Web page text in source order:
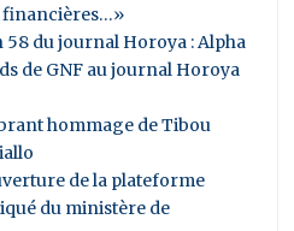
financières…»
58 du journal Horoya : Alpha
de GNF au journal Horoya
hommage de Tibou
de la plateforme
du ministère de